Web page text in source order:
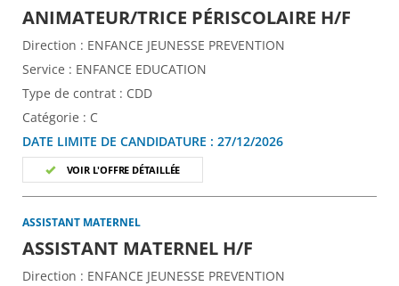
ANIMATEUR/TRICE PÉRISCOLAIRE H/F
Direction : ENFANCE JEUNESSE PREVENTION
Service : ENFANCE EDUCATION
Type de contrat : CDD
Catégorie : C
DATE LIMITE DE CANDIDATURE : 27/12/2026
VOIR L'OFFRE DÉTAILLÉE
ASSISTANT MATERNEL
ASSISTANT MATERNEL H/F
Direction : ENFANCE JEUNESSE PREVENTION